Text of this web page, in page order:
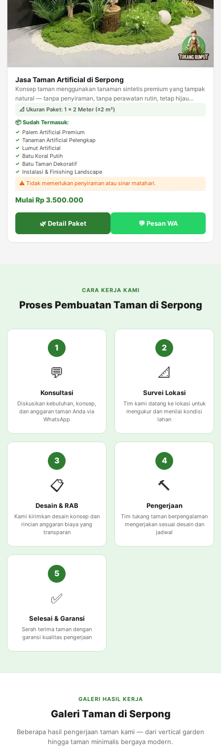
Jasa Taman Artificial di Serpong
Konsep taman menggunakan tanaman sintetis premium yang tampak
natural — tanpa penyiraman, tanpa perawatan rutin, tetap hijau
sepanjang tahun. Solusi ideal untuk area indoor.
📐 Ukuran Paket: 1 × 2 Meter (±2 m²)
📦 Sudah Termasuk:
Palem Artificial Premium
Tanaman Artificial Pelengkap
Lumut Artificial
Batu Koral Putih
Batu Taman Dekoratif
Instalasi & Finishing Landscape
⚠️ Tidak memerlukan penyiraman atau sinar matahari.
Mulai Rp 3.500.000
🌿 Detail Paket 💬 Pesan WA
CARA KERJA KAMI
Proses Pembuatan Taman di Serpong
1
💬
Konsultasi
Diskusikan kebutuhan, konsep,
dan anggaran taman Anda via
WhatsApp
2
📐
Survei Lokasi
Tim kami datang ke lokasi untuk
mengukur dan menilai kondisi
lahan
3
📋
Desain & RAB
Kami kirimkan desain konsep dan
rincian anggaran biaya yang
transparan
4
🔨
Pengerjaan
Tim tukang taman berpengalaman
mengerjakan sesuai desain dan
jadwal
5
✅
Selesai & Garansi
Serah terima taman dengan
garansi kualitas pengerjaan
GALERI HASIL KERJA
Galeri Taman di Serpong
Beberapa hasil pengerjaan taman kami — dari vertical garden
hingga taman minimalis bergaya modern.